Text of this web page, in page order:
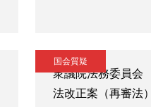
国会質疑
衆議院法務委員
法改正案（再審法